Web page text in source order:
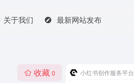
关于我们 最新网站发布
收藏 0 小红书创作服务平台